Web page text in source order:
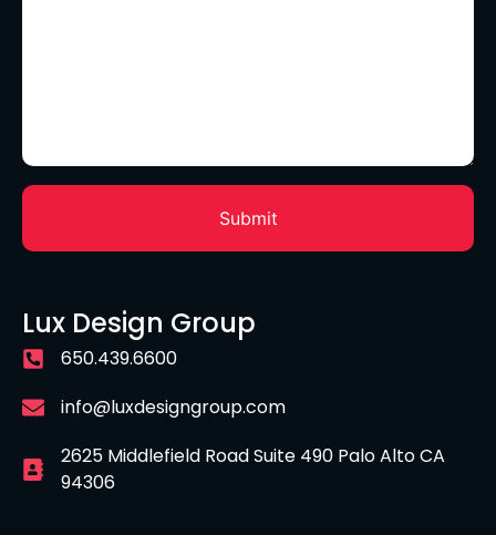
Lux Design Group
650.439.6600
info@luxdesigngroup.com
2625 Middlefield Road Suite 490 Palo Alto CA
94306